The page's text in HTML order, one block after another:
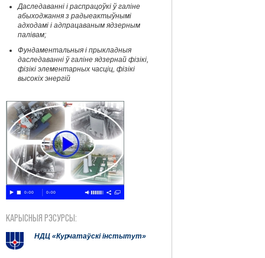
Даследаванні і распрацоўкі ў галіне
абыходжання з радыеактыўнымі
адходамі і адпрацаваным ядзерным
палівам;
Фундаментальныя і прыкладныя
даследаванні ў галіне ядзернай фізікі,
фізікі элементарных часціц, фізікі
высокіх энергій
КАРЫСНЫЯ РЭСУРСЫ:
НДЦ «Курчатаўскі інстытут»